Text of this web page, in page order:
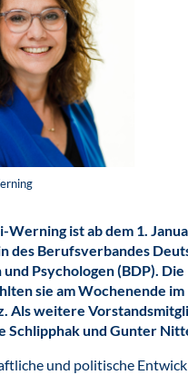
Werning ist ab dem 1.
des Berufsverbandes
Psychologen (BDP). Die
sie am Wochenende im
Als weitere
Schlipphak und Gunter
und politische